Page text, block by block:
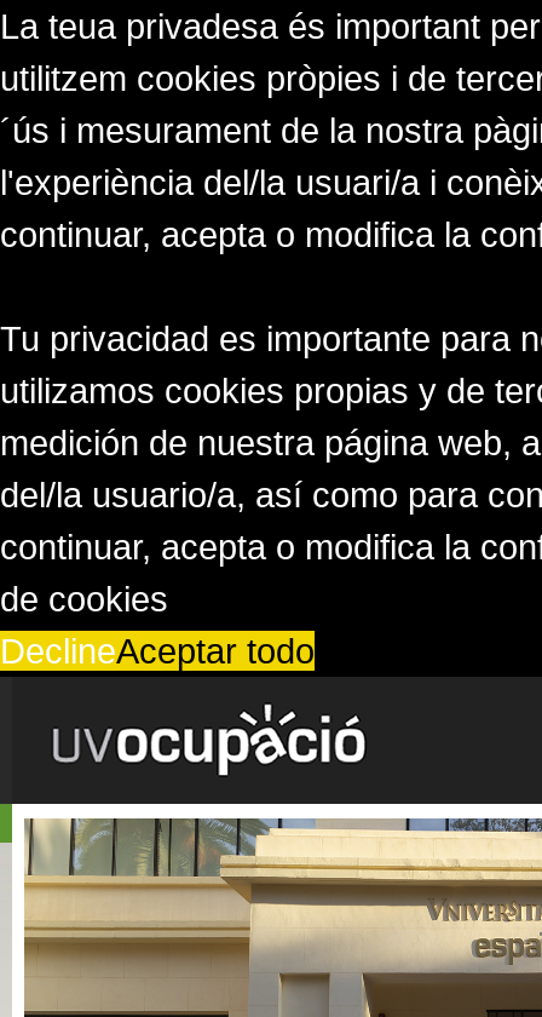
La teua privadesa és important
utilitzem cookies pròpies i de
´ús i mesurament de la nostra
l'experiència del/la usuari/a i
continuar, acepta o modifica la
Tu privacidad es importante para
utilizamos cookies propias y de
medición de nuestra página web,
del/la usuario/a, así como para
continuar, acepta o modifica la
de cookies
DeclineAceptar todo